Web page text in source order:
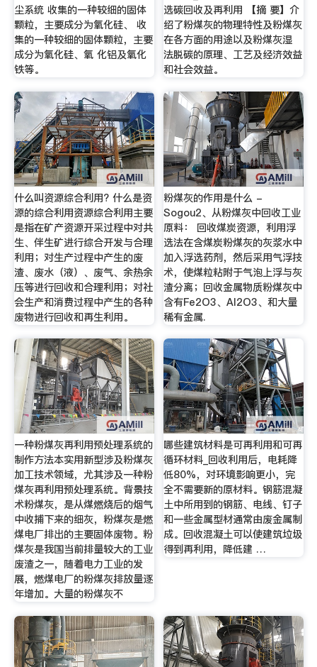
尘系统 收集的一种较细的固体
颗粒，主要成分为氧化硅、 收
集的一种较细的固体颗粒，主要
成分为氧化硅、氧 化铝及氧化
铁等。
选碳回收及再利用 【摘 要】介
绍了粉煤灰的物理特性及粉煤灰
在各方面的用途以及粉煤灰湿
法脱碳的原理、工艺及经济效益
和社会效益。
什么叫资源综合利用? 什么是资
源的综合利用资源综合利用主要
是指在矿产资源开采过程中对共
生、伴生矿进行综合开发与合理
利用；对生产过程中产生的废
渣、废水（液）、废气、余热余
压等进行回收和合理利用；对社
会生产和消费过程中产生的各种
废物进行回收和再生利用。
粉煤灰的作用是什么 -
Sogou2、从粉煤灰中回收工业
原料： 回收煤炭资源，利用浮
选法在含煤炭粉煤灰的灰浆水中
加入浮选药剂，然后采用气浮技
术，使煤粒粘附于气泡上浮与灰
渣分离；回收金属物质粉煤灰中
含有Fe2O3、Al2O3、和大量
稀有金属.
一种粉煤灰再利用预处理系统的
制作方法本实用新型涉及粉煤灰
加工技术领域，尤其涉及一种粉
煤灰再利用预处理系统。背景技
术粉煤灰，是从煤燃烧后的烟气
中收捕下来的细灰，粉煤灰是燃
煤电厂排出的主要固体废物。粉
煤灰是我国当前排量较大的工业
废渣之一，随着电力工业的发
展，燃煤电厂的粉煤灰排放量逐
年增加。大量的粉煤灰不
哪些建筑材料是可再利用和可再
循环材料_回收利用后，电耗降
低80%，对环境影响更小，完
全不需要新的原材料。钢筋混凝
土中所用到的钢筋、电线、钉子
和一些金属型材通常由废金属制
成。回收混凝土可以使建筑垃圾
得到再利用，降低建 …